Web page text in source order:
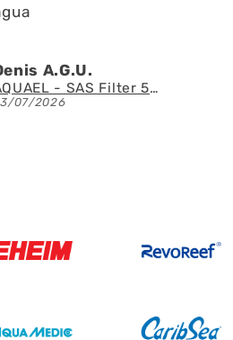
A.G.U.
AQUAEL - SAS Filter 500 - Skimmer de superficie
07/2026